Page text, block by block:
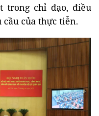
trong chỉ đạo, điều
của thực tiễn.